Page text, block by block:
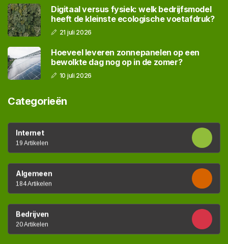
Digitaal versus fysiek: welk bedrijfsmodel
heeft de kleinste ecologische voetafdruk?
21 juli 2026
Hoeveel leveren zonnepanelen op een
bewolkte dag nog op in de zomer?
10 juli 2026
Categorieën
Internet
19 Artikelen
Algemeen
184 Artikelen
Bedrijven
20 Artikelen